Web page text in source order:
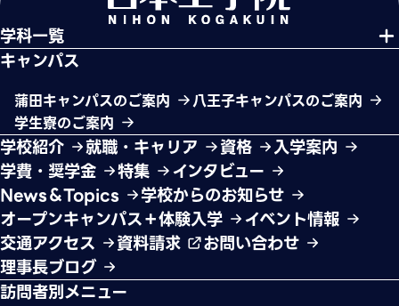
学科一覧
キャンパス
蒲田キャンパスのご案内
八王子キャンパスのご案内
学生寮のご案内
学校紹介 就職・キャリア 資格
入学案内
学費・奨学金
特集
インタビュー
News＆Topics
学校からのお知らせ
オープンキャンパス＋体験入学
イベント情報
交通アクセス
資料請求
お問い合わせ
理事長ブログ
訪問者別メニュー